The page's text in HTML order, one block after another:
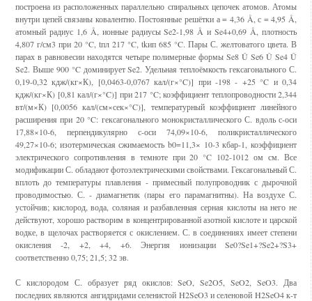
построена из расположенных параллельно спиральных цепочек атомов. Атомы
внутри цепей связаны ковалентно. Постоянные решётки а = 4,36 Å, с = 4,95 Å,
атомный радиус 1,6 Å, ионные радиусы Se2-1,98 Å и Se4+0,69 Å, плотность
4,807 г/см3 при 20 °C, tпл 217 °C, tkип 685 °C. Пары С. желтоватого цвета. В
парах в равновесии находятся четыре полимерные формы Se8 Û Se6 Û Se4 Û
Se2. Выше 900 °C доминирует Se2. Удельная теплоёмкость гексагонального С.
0,19-0,32 кдж/(кг×К), [0,0463-0,0767 кал/(г×°C)] при -198 - +25 °C и 0,34
кдж/(кг×К) [0,81 кал/(г×°C)] при 217 °C; коэффициент теплопроводности 2,344
вт/(м×К) [0,0056 кал/(см×сек×°C)], температурный коэффициент линейного
расширения при 20 °C: гексагонального монокристаллического С. вдоль с-оси
17,88×10-6, перпендикулярно с-оси 74,09×10-6, поликристаллического
49,27×10-6; изотермическая сжимаемость b0=11,3× 10-3 кбар-1, коэффициент
электрического сопротивления в темноте при 20 °C 102-1012 ом см. Все
модификации С. обладают фотоэлектрическими свойствами. Гексагональный С.
вплоть до температуры плавления - примесный полупроводник с дырочной
проводимостью. С. - диамагнетик (пары его парамагнитны). На воздухе С.
устойчив; кислород, вода, соляная и разбавленная серная кислоты на него не
действуют, хорошо растворим в концентрированной азотной кислоте и царской
водке, в щелочах растворяется с окислением. С. в соединениях имеет степени
окисления -2, +2, +4, +6. Энергия ионизации Se0?Se1+?Se2+?S3+
соответственно 0,75; 21,5; 32 эв.
С кислородом С. образует ряд окислов: SeO, Se2O5, SeO2, SeO3. Два
последних являются ангидридами селенистой H2SeO3 и селеновой H2SeO4 к-т